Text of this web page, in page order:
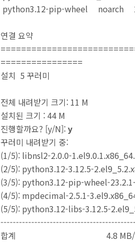
python3.12-pip-wheel
연결 요약
================
설치 5 꾸러미
전체 내려받기 크기: 11 M
설치된 크기 : 44 M
진행할까요? [y/N]:y
꾸러미 내려받기 중:
(1/5): libnsl2-2.0.0-
(2/5): python3.12-3.12.5-
(3/5): python3.12-pip-wheel-
(4/5): mpdecimal-2.5.1-
(5/5): python3.12-libs-3.12.5-
합계 4.8 MB/s |